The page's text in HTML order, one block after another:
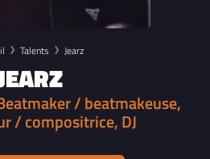
Talents Jearz
/ beatmakeuse,
/ compositrice, DJ